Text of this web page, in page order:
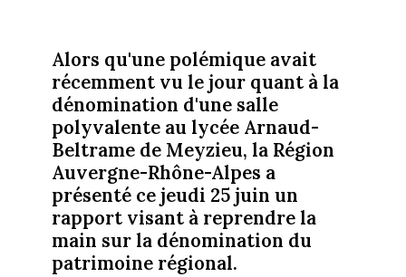
Alors qu'une polémique avait
récemment vu le jour quant à la
dénomination d'une salle
polyvalente au lycée Arnaud-
Beltrame de Meyzieu, la Région
Auvergne-Rhône-Alpes a
présenté ce jeudi 25 juin un
rapport visant à reprendre la
main sur la dénomination du
patrimoine régional.